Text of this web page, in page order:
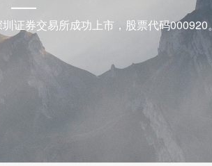
证券交易所成功上市，股票代码000920。